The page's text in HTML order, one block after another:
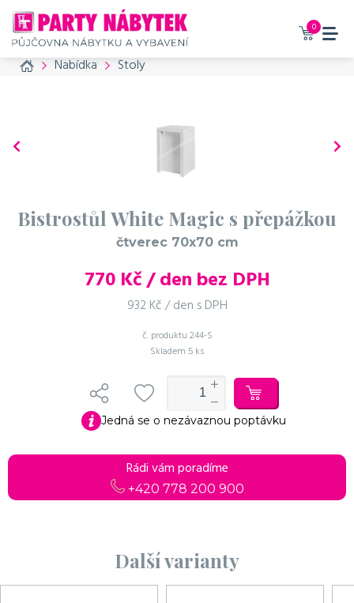
0
Home Nabídka Stoly
Bistrostůl White Magic s přepážkou
čtverec 70x70 cm
770Kč / den bez DPH
932 Kč / den s DPH
č. produktu 244-S
Skladem 5 ks
Jedná se o nezávaznou poptávku
Rádi vám poradíme
+420 778 200 900
Další varianty